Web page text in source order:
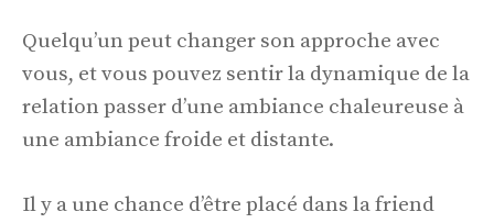
Quelqu’un peut changer son approche avec
vous, et vous pouvez sentir la dynamique de la
relation passer d’une ambiance chaleureuse à
une ambiance froide et distante.
Il y a une chance d’être placé dans la friend